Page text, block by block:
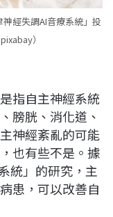
經失調AI音療系統」投
）
指自主神經系統
膀胱、消化道、
神經紊亂的可能
也有些不是。據
統」的研究，主
患，可以改善自